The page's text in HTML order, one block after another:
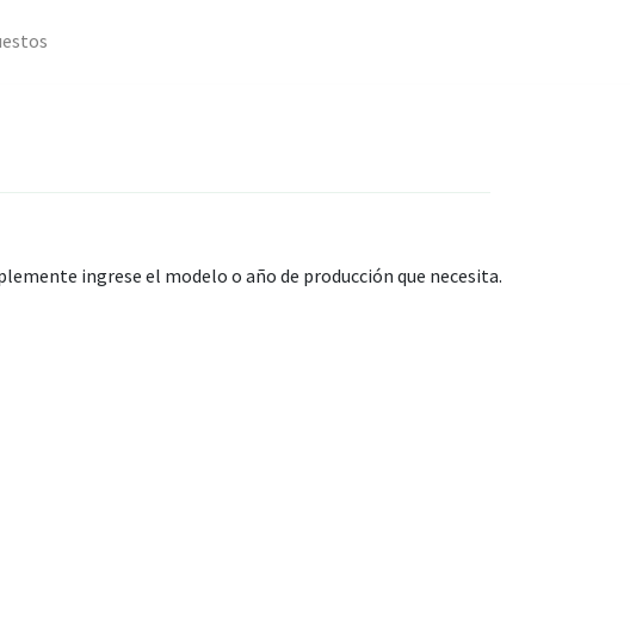
ingrese el modelo o año de producción que necesita.